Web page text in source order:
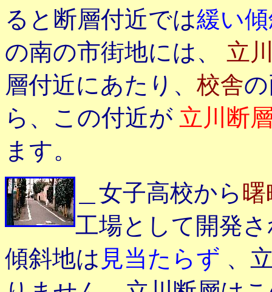
ると断層付近では緩い
の南の市街地には、
立
層付近にあたり、 校舎
ら、この付近が 立川断
ます。
＿女子高校から 曙
工場として開発
傾斜地は 見当たらず 、